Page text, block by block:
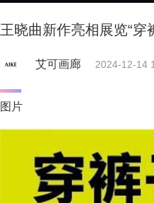
王晓曲新作亮相展览“穿
艾可画廊 2024-12-14
图片